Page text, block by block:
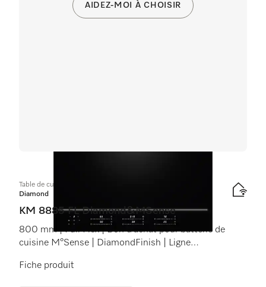
Table de cuisson à induction
Diamond
KM 8885 FL Diamond&MSense
800 mm | Full Flex | Bon d’achat pour batterie de
cuisine M°Sense | DiamondFinish | Ligne
Fiche produit
AIDEZ-MOI À CHOISIR